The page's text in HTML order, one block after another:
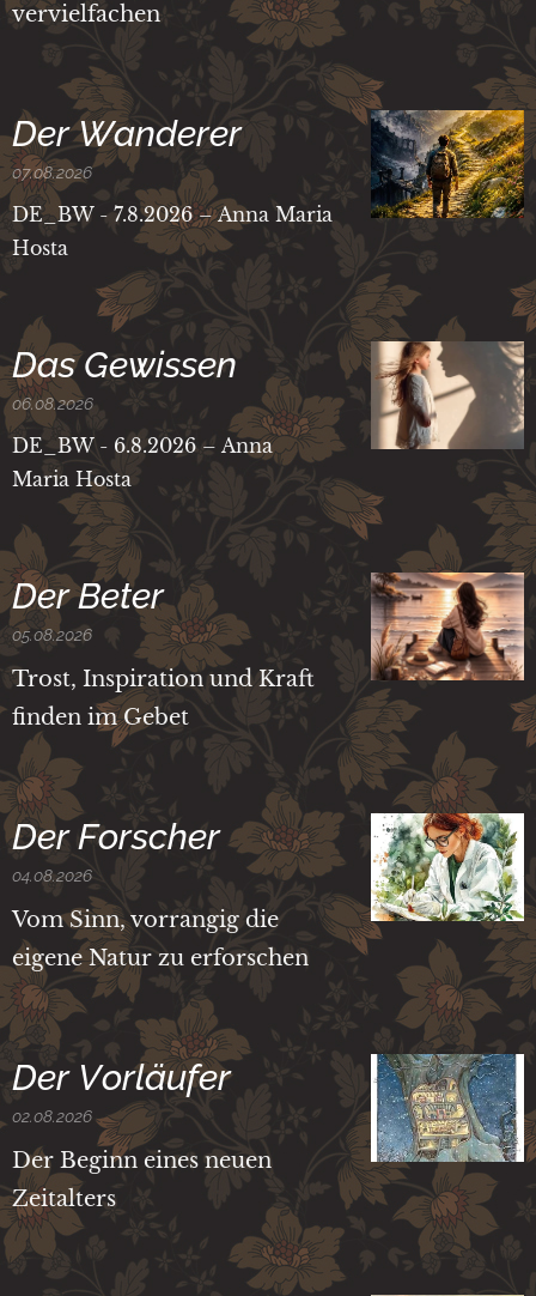
vervielfachen
Der Wanderer
07.08.2026
DE_BW - 7.8.2026 – Anna Maria
Hosta
Das Gewissen
06.08.2026
DE_BW - 6.8.2026 – Anna
Maria Hosta
Der Beter
05.08.2026
Trost, Inspiration und Kraft
finden im Gebet
Der Forscher
04.08.2026
Vom Sinn, vorrangig die
eigene Natur zu erforschen
Der Vorläufer
02.08.2026
Der Beginn eines neuen
Zeitalters